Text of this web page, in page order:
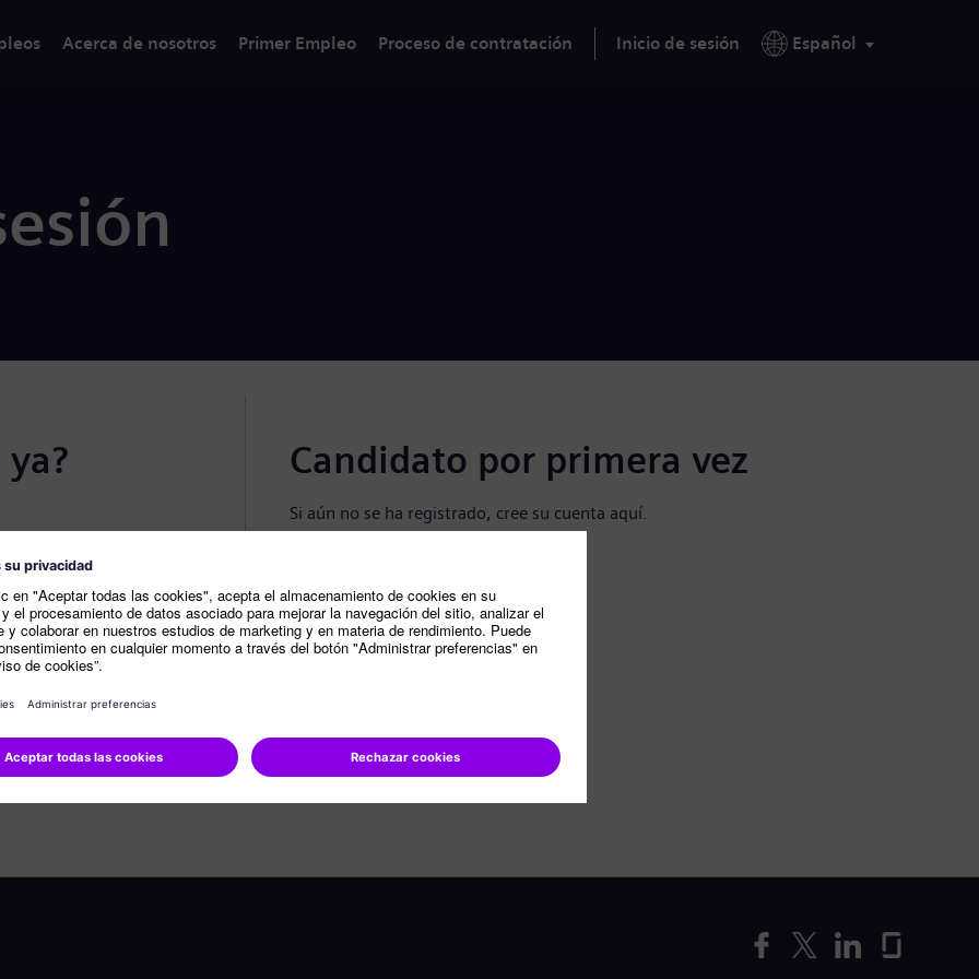
Acerca de nosotros Primer Empleo Proceso de contratación Inicio de sesión Español
Candidato por primera vez
Si aún no se ha registrado, cree su cuenta aquí.